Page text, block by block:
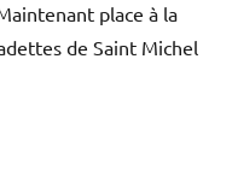
place à la
de Saint Michel